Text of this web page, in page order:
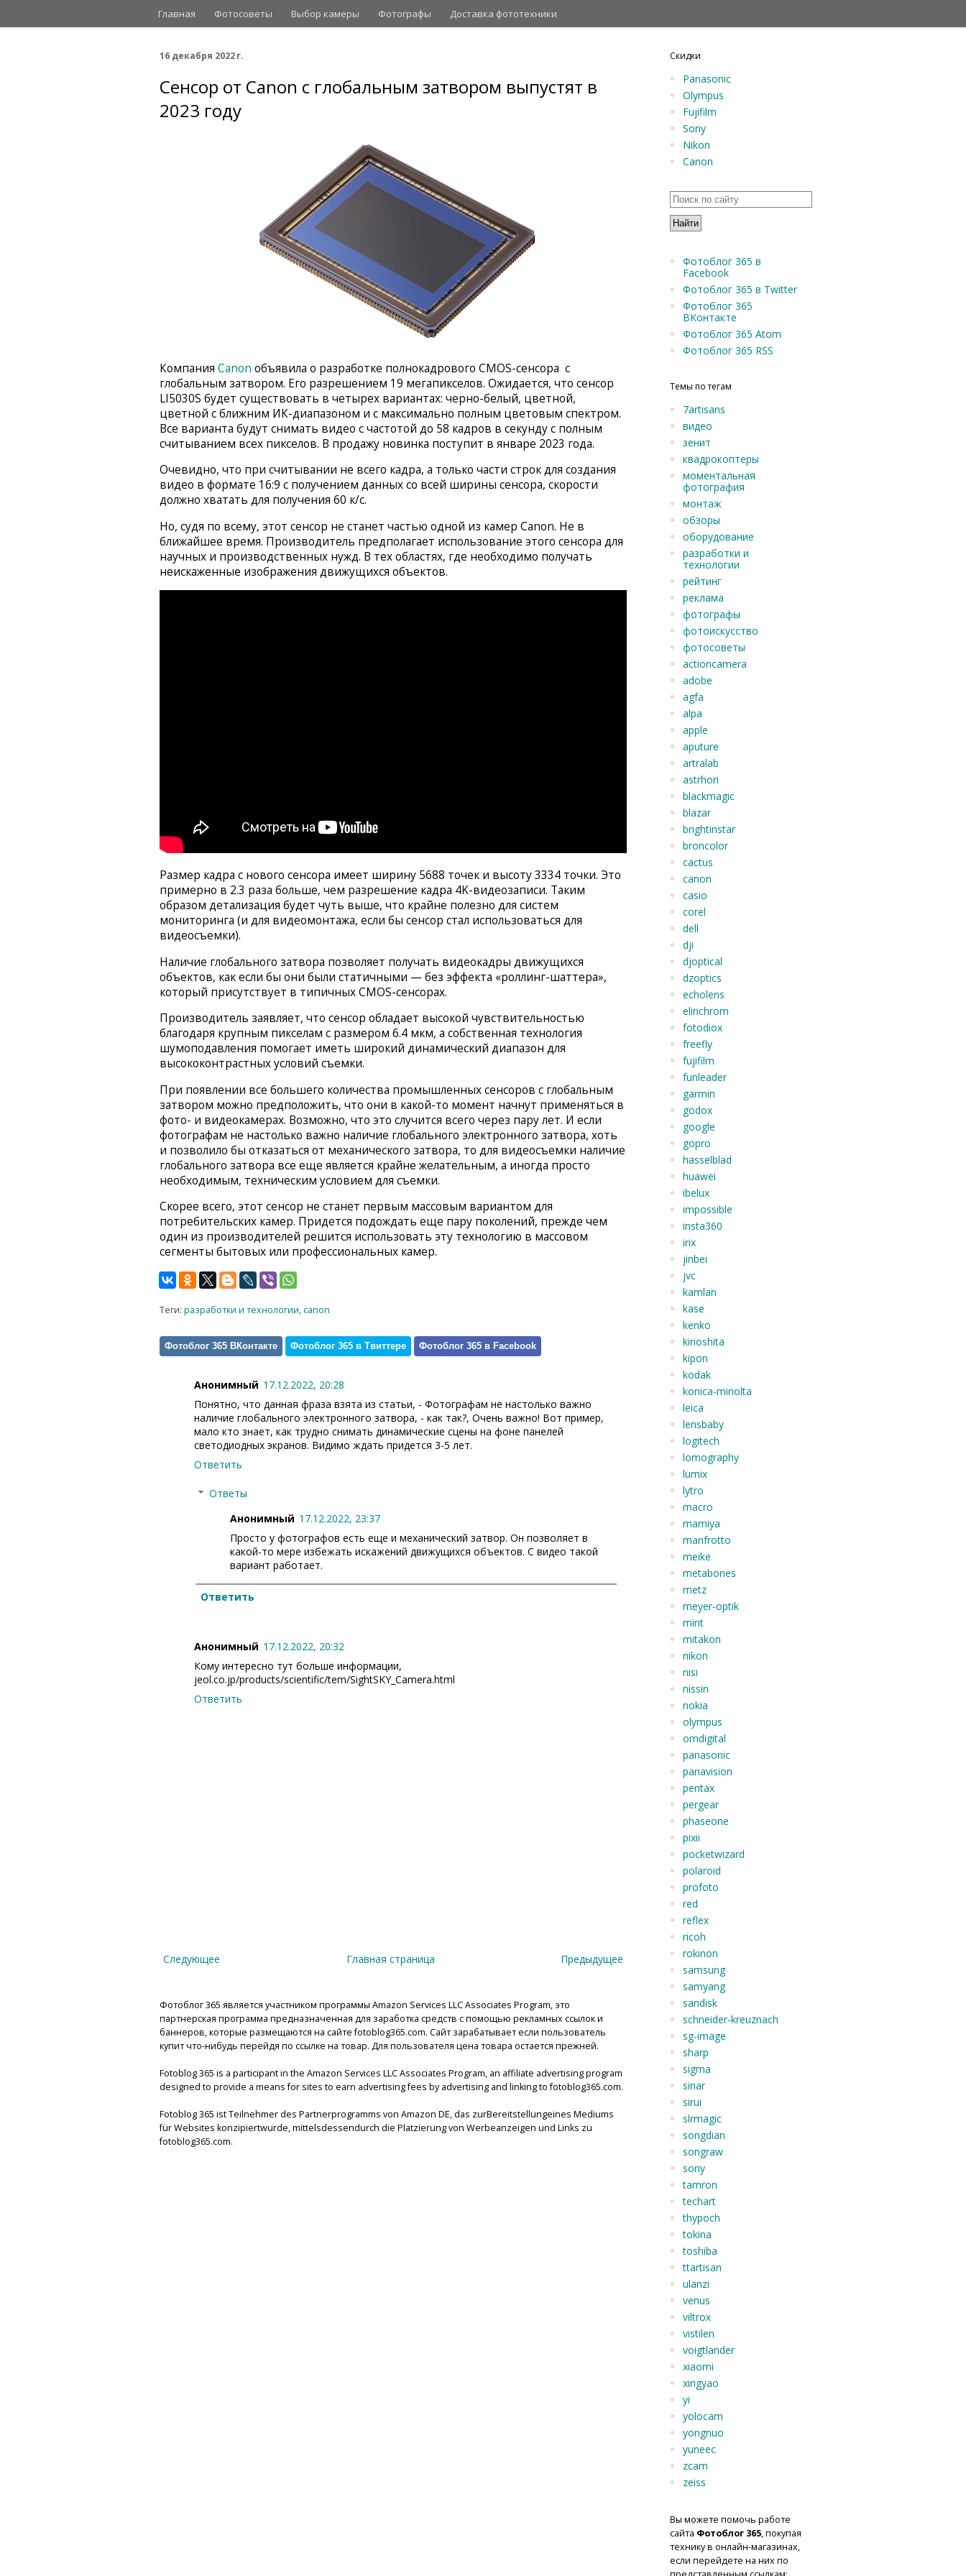
Главная Фотосоветы Выбор камеры Фотографы Доставка фототехники
16 декабря 2022 г.
Сенсор от Canon с глобальным затвором выпустят в
2023 году
Компания Canon объявила о разработке полнокадрового CMOS-сенсора с
глобальным затвором. Его разрешением 19 мегапикселов. Ожидается, что сенсор
LI5030S будет существовать в четырех вариантах: черно-белый, цветной,
цветной с ближним ИК-диапазоном и с максимально полным цветовым спектром.
Все варианта будут снимать видео с частотой до 58 кадров в секунду с полным
считыванием всех пикселов. В продажу новинка поступит в январе 2023 года.
Очевидно, что при считывании не всего кадра, а только части строк для создания
видео в формате 16:9 с получением данных со всей ширины сенсора, скорости
должно хватать для получения 60 к/с.
Но, судя по всему, этот сенсор не станет частью одной из камер Canon. Не в
ближайшее время. Производитель предполагает использование этого сенсора для
научных и производственных нужд. В тех областях, где необходимо получать
неискаженные изображения движущихся объектов.
Размер кадра с нового сенсора имеет ширину 5688 точек и высоту 3334 точки. Это
примерно в 2.3 раза больше, чем разрешение кадра 4K-видеозаписи. Таким
образом детализация будет чуть выше, что крайне полезно для систем
мониторинга (и для видеомонтажа, если бы сенсор стал использоваться для
видеосъемки).
Наличие глобального затвора позволяет получать видеокадры движущихся
объектов, как если бы они были статичными — без эффекта «роллинг-шаттера»,
который присутствует в типичных CMOS-сенсорах.
Производитель заявляет, что сенсор обладает высокой чувствительностью
благодаря крупным пикселам с размером 6.4 мкм, а собственная технология
шумоподавления помогает иметь широкий динамический диапазон для
высококонтрастных условий съемки.
При появлении все большего количества промышленных сенсоров с глобальным
затвором можно предположить, что они в какой-то момент начнут применяться в
фото- и видеокамерах. Возможно, что это случится всего через пару лет. И если
фотографам не настолько важно наличие глобального электронного затвора, хоть
и позволило бы отказаться от механического затвора, то для видеосъемки наличие
глобального затвора все еще является крайне желательным, а иногда просто
необходимым, техническим условием для съемки.
Скорее всего, этот сенсор не станет первым массовым вариантом для
потребительских камер. Придется подождать еще пару поколений, прежде чем
один из производителей решится использовать эту технологию в массовом
сегменты бытовых или профессиональных камер.
Теги: разработки и технологии,canon
Фотоблог 365 ВКонтакте Фотоблог 365 в Твиттере Фотоблог 365 в Facebook
Анонимный 17.12.2022, 20:28
Понятно, что данная фраза взята из статьи, - Фотографам не настолько важно
наличие глобального электронного затвора, - как так?, Очень важно! Вот пример,
мало кто знает, как трудно снимать динамические сцены на фоне панелей
светодиодных экранов. Видимо ждать придется 3-5 лет.
Ответить
Ответы
Анонимный 17.12.2022, 23:37
Просто у фотографов есть еще и механический затвор. Он позволяет в
какой-то мере избежать искажений движущихся объектов. С видео такой
вариант работает.
Ответить
Анонимный 17.12.2022, 20:32
Кому интересно тут больше информации,
jeol.co.jp/products/scientific/tem/SightSKY_Camera.html
Ответить
Следующее Предыдущее
Главная страница
Фотоблог 365 является участником программы Amazon Services LLC Associates Program, это
партнерская программа предназначенная для заработка средств с помощью рекламных ссылок и
баннеров, которые размещаются на сайте fotoblog365.com. Сайт зарабатывает если пользователь
купит что-нибудь перейдя по ссылке на товар. Для пользователя цена товара остается прежней.
Fotoblog 365 is a participant in the Amazon Services LLC Associates Program, an affiliate advertising program
designed to provide a means for sites to earn advertising fees by advertising and linking to fotoblog365.com.
Fotoblog 365 ist Teilnehmer des Partnerprogramms von Amazon DE, das zurBereitstellungeines Mediums
für Websites konzipiertwurde, mittelsdessendurch die Platzierung von Werbeanzeigen und Links zu
fotoblog365.com.
Скидки
Panasonic
Olympus
Fujifilm
Sony
Nikon
Canon
Фотоблог 365 в
Facebook
Фотоблог 365 в Twitter
Фотоблог 365
ВКонтакте
Фотоблог 365 Atom
Фотоблог 365 RSS
Темы по тегам
7artisans
видео
зенит
квадрокоптеры
моментальная
фотография
монтаж
обзоры
оборудование
разработки и
технологии
рейтинг
реклама
фотографы
фотоискусство
фотосоветы
actioncamera
adobe
agfa
alpa
apple
aputure
artralab
astrhori
blackmagic
blazar
brightinstar
broncolor
cactus
canon
casio
corel
dell
dji
djoptical
dzoptics
echolens
elinchrom
fotodiox
freefly
fujifilm
funleader
garmin
godox
google
gopro
hasselblad
huawei
ibelux
impossible
insta360
irix
jinbei
jvc
kamlan
kase
kenko
kinoshita
kipon
kodak
konica-minolta
leica
lensbaby
logitech
lomography
lumix
lytro
macro
mamiya
manfrotto
meike
metabones
metz
meyer-optik
mint
mitakon
nikon
nisi
nissin
nokia
olympus
omdigital
panasonic
panavision
pentax
pergear
phaseone
pixii
pocketwizard
polaroid
profoto
red
reflex
ricoh
rokinon
samsung
samyang
sandisk
schneider-kreuznach
sg-image
sharp
sigma
sinar
sirui
slrmagic
songdian
songraw
sony
tamron
techart
thypoch
tokina
toshiba
ttartisan
ulanzi
venus
viltrox
vistilen
voigtlander
xiaomi
xingyao
yi
yolocam
yongnuo
yuneec
zcam
zeiss
Вы можете помочь работе
сайта Фотоблог 365, покупая
технику в онлайн-магазинах,
если перейдете на них по